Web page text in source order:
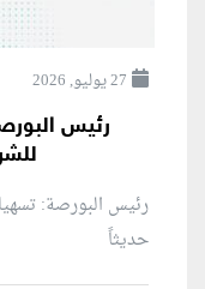
27 يوليو, 2026
رئيس
رئيس البورصة:
حديثاً